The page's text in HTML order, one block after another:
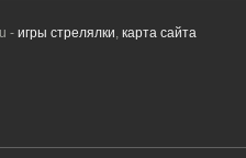
- игры стрелялки, карта сайта